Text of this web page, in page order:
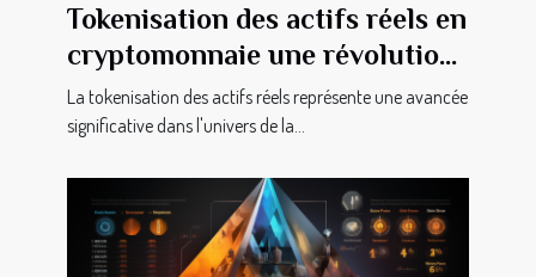
Tokenisation des actifs réels en
cryptomonnaie une révolution
en marche
La tokenisation des actifs réels représente une avancée
significative dans l'univers de la...